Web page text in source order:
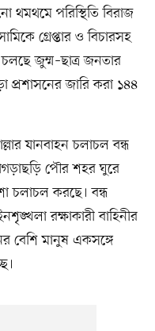
থমথমে পরিস্থিতি বিরাজ
গ্রেপ্তার ও বিচারসহ
জুম্ম–ছাত্র জনতার
প্রশাসনের জারি করা ১৪৪
যানবাহন চলাচল বন্ধ
পৌর শহর ঘুরে
চলাচল করছে। বন্ধ
রক্ষাকারী বাহিনীর
বেশি মানুষ একসঙ্গে